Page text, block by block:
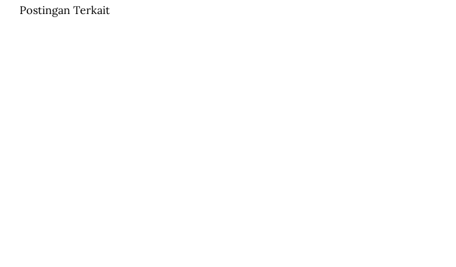
Postingan Terkait